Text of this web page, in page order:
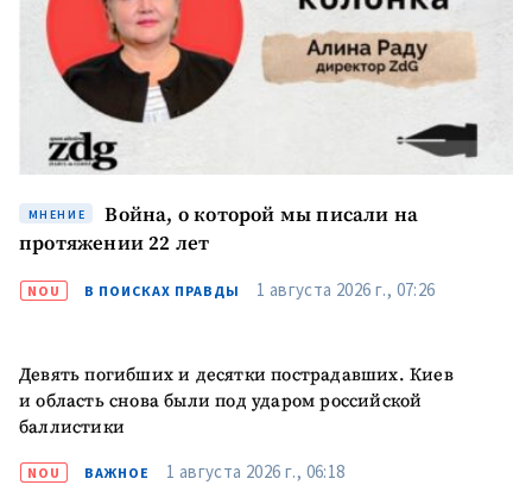
МНЕНИЕ
Война, о которой мы писали на
протяжении 22 лет
NOU В ПОИСКАХ ПРАВДЫ 1 августа 2026 г., 07:26
Девять погибших и десятки пострадавших. Киев
и область снова были под ударом российской
баллистики
NOU ВАЖНОЕ 1 августа 2026 г., 06:18